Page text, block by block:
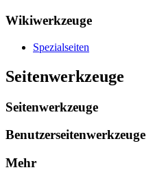
Wikiwerkzeuge
Spezialseiten
Seitenwerkzeuge
Seitenwerkzeuge
Benutzerseitenwerkzeuge
Mehr